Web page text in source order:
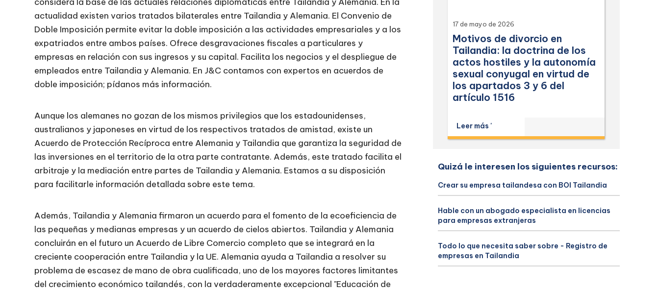
actualidad existen varios tratados bilaterales entre Tailandia y Alemania. El Convenio de
Doble Imposición permite evitar la doble imposición a las actividades empresariales y a los
expatriados entre ambos países. Ofrece desgravaciones fiscales a particulares y
empresas en relación con sus ingresos y su capital. Facilita los negocios y el despliegue de
empleados entre Tailandia y Alemania. En J&C contamos con expertos en acuerdos de
doble imposición; pídanos más información.
Aunque los alemanes no gozan de los mismos privilegios que los estadounidenses,
australianos y japoneses en virtud de los respectivos tratados de amistad, existe un
Acuerdo de Protección Recíproca entre Alemania y Tailandia que garantiza la seguridad de
las inversiones en el territorio de la otra parte contratante. Además, este tratado facilita el
arbitraje y la mediación entre partes de Tailandia y Alemania. Estamos a su disposición
para facilitarle información detallada sobre este tema.
Además, Tailandia y Alemania firmaron un acuerdo para el fomento de la ecoeficiencia de
las pequeñas y medianas empresas y un acuerdo de cielos abiertos. Tailandia y Alemania
concluirán en el futuro un Acuerdo de Libre Comercio completo que se integrará en la
creciente cooperación entre Tailandia y la UE. Alemania ayuda a Tailandia a resolver su
problema de escasez de mano de obra cualificada, uno de los mayores factores limitantes
del crecimiento económico tailandés, con la verdaderamente excepcional "Educación de
17 de mayo de 2026
Motivos de divorcio en
Tailandia: la doctrina de los
actos hostiles y la autonomía
sexual conyugal en virtud de
los apartados 3 y 6 del
artículo 1516
Leer más '
Quizá le interesen los siguientes recursos:
Crear su empresa tailandesa con BOI Tailandia
Hable con un abogado especialista en licencias
para empresas extranjeras
Todo lo que necesita saber sobre - Registro de
empresas en Tailandia